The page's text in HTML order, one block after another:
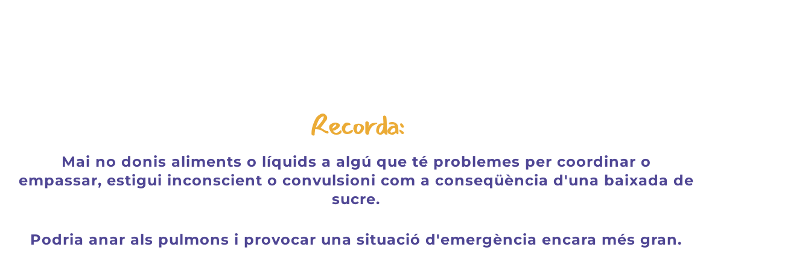
Recorda:
Mai no donis aliments o líquids a algú que té problemes per coordinar o
empassar, estigui inconscient o convulsioni com a conseqüència d'una baixada de
sucre.
Podria anar als pulmons i provocar una situació d'emergència encara més gran.